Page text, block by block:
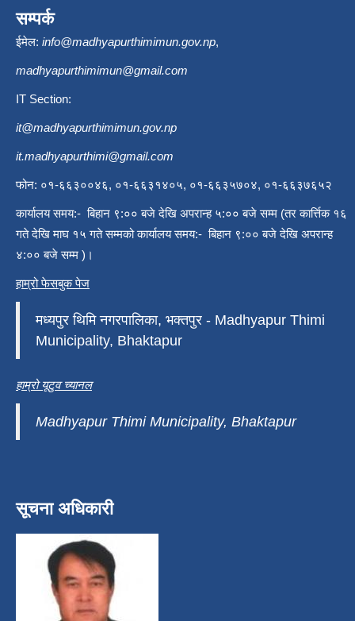
सम्पर्क
ईमेल: info@madhyapurthimimun.gov.np,
madhyapurthimimun@gmail.com
IT Section:
it@madhyapurthimimun.gov.np
it.madhyapurthimi@gmail.com
फोन: ०१-६६३००४६, ०१-६६३१४०५, ०१-६६३५७०४, ०१-६६३७६५२
कार्यालय समय:- बिहान ९:०० बजे देखि अपरान्ह ५:०० बजे सम्म (तर कार्त्तिक १६
गते देखि माघ १५ गते सम्मको कार्यालय समय:- बिहान ९:०० बजे देखि अपरान्ह
४:०० बजे सम्म )।
हाम्रो फेसबुक पेज
मध्यपुर थिमि नगरपालिका, भक्तपुर - Madhyapur Thimi
Municipality, Bhaktapur
हाम्रो यूटुव च्यानल
Madhyapur Thimi Municipality, Bhaktapur
सूचना अधिकारी